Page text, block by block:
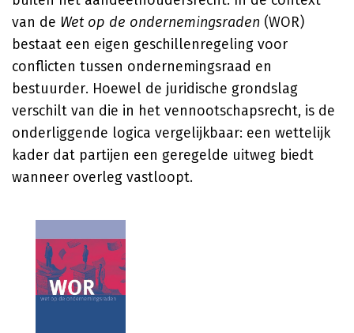
van de Wet op de ondernemingsraden (WOR)
bestaat een eigen geschillenregeling voor
conflicten tussen ondernemingsraad en
bestuurder. Hoewel de juridische grondslag
verschilt van die in het vennootschapsrecht, is de
onderliggende logica vergelijkbaar: een wettelijk
kader dat partijen een geregelde uitweg biedt
wanneer overleg vastloopt.